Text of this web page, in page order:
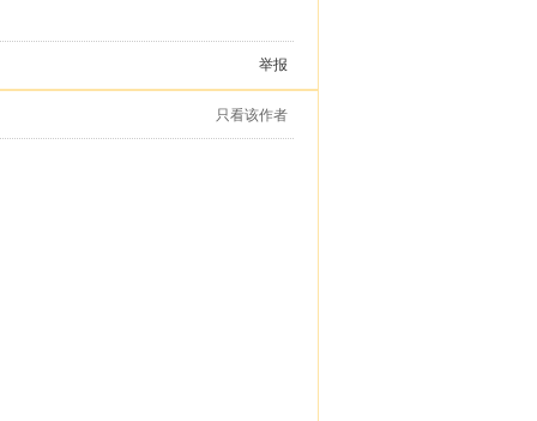
举报
只看该作者